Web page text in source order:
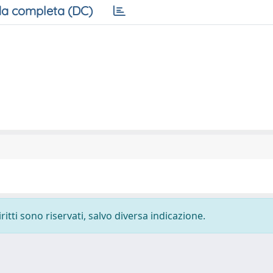
completa (DC)
sono riservati, salvo diversa indicazione.